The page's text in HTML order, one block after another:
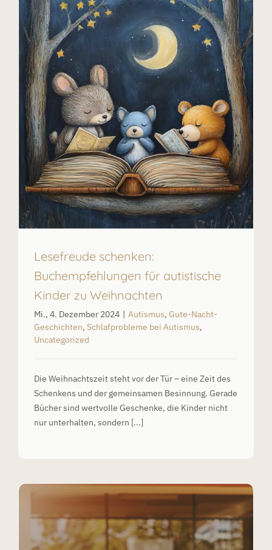
Lesefreude schenken:
Buchempfehlungen für autistische
Kinder zu Weihnachten
Mi., 4. Dezember 2024 | Autismus, Gute-Nacht-
Geschichten, Schlafprobleme bei Autismus,
Uncategorized
Die Weihnachtszeit steht vor der Tür – eine Zeit des
Schenkens und der gemeinsamen Besinnung. Gerade
Bücher sind wertvolle Geschenke, die Kinder nicht
nur unterhalten, sondern [...]